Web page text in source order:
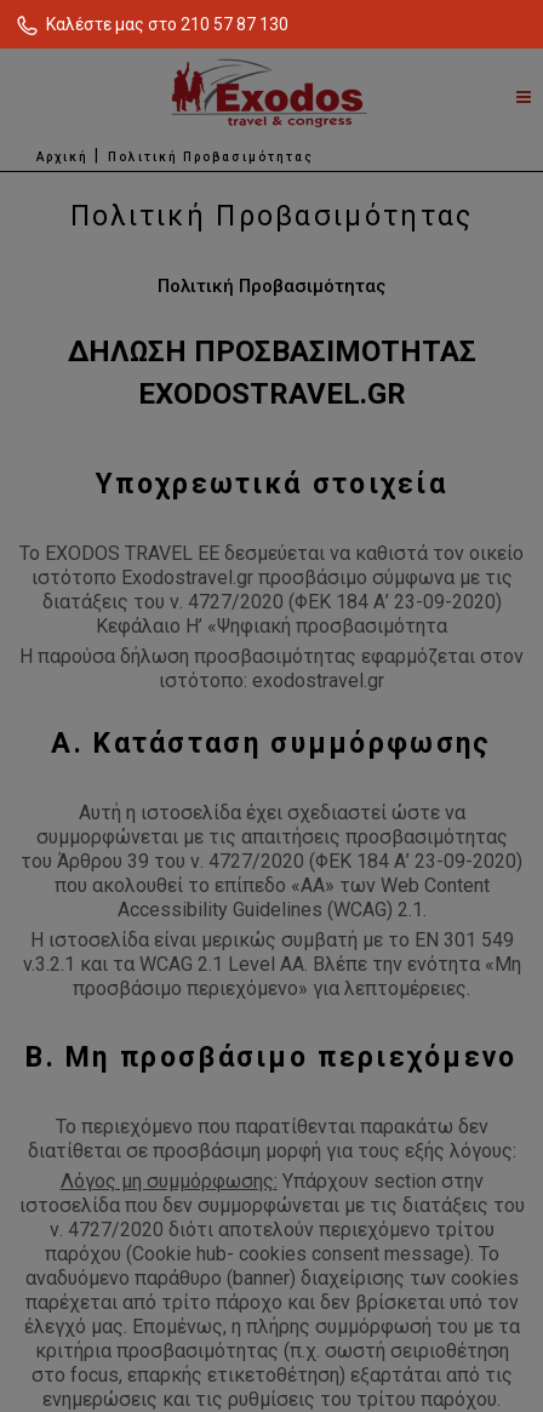
Καλέστε μας στο 210 57 87 130
Αρχική Πολιτική Προβασιμότητας
Πολιτική Προβασιμότητας
Πολιτική Προβασιμότητας
ΔΗΛΩΣΗ ΠΡΟΣΒΑΣΙΜΟΤΗΤΑΣ
EXODOSTRAVEL.GR
Υποχρεωτικά στοιχεία
To EXODOS TRAVEL EE δεσμεύεται να καθιστά τον οικείο
ιστότοπο Exodostravel.gr προσβάσιμο σύμφωνα με τις
διατάξεις του ν. 4727/2020 (ΦΕΚ 184 Α’ 23-09-2020)
Κεφάλαιο Η’ «Ψηφιακή προσβασιμότητα
Η παρούσα δήλωση προσβασιμότητας εφαρμόζεται στον
ιστότοπο: exodostravel.gr
Α. Κατάσταση συμμόρφωσης
Αυτή η ιστοσελίδα έχει σχεδιαστεί ώστε να
συμμορφώνεται με τις απαιτήσεις προσβασιμότητας
του Άρθρου 39 του ν. 4727/2020 (ΦΕΚ 184 Α’ 23-09-2020)
που ακολουθεί το επίπεδο «AA» των Web Content
Accessibility Guidelines (WCAG) 2.1.
Η ιστοσελίδα είναι μερικώς συμβατή με το EN 301 549
v.3.2.1 και τα WCAG 2.1 Level AA. Βλέπε την ενότητα «Μη
προσβάσιμο περιεχόμενο» για λεπτομέρειες.
Β. Μη προσβάσιμο περιεχόμενο
Το περιεχόμενο που παρατίθενται παρακάτω δεν
διατίθεται σε προσβάσιμη μορφή για τους εξής λόγους:
Λόγος μη συμμόρφωσης: Υπάρχουν section στην
ιστοσελίδα που δεν συμμορφώνεται με τις διατάξεις του
ν. 4727/2020 διότι αποτελούν περιεχόμενο τρίτου
παρόχου (Cookie hub- cookies consent message). Το
αναδυόμενο παράθυρο (banner) διαχείρισης των cookies
παρέχεται από τρίτο πάροχο και δεν βρίσκεται υπό τον
έλεγχό μας. Επομένως, η πλήρης συμμόρφωσή του με τα
κριτήρια προσβασιμότητας (π.χ. σωστή σειριοθέτηση
στο focus, επαρκής ετικετοθέτηση) εξαρτάται από τις
ενημερώσεις και τις ρυθμίσεις του τρίτου παρόχου.